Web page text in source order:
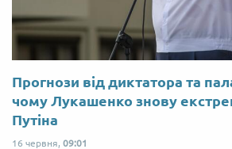
Прогнози від диктатора та
чому Лукашенко знову
Путіна
16 червня, 09:01